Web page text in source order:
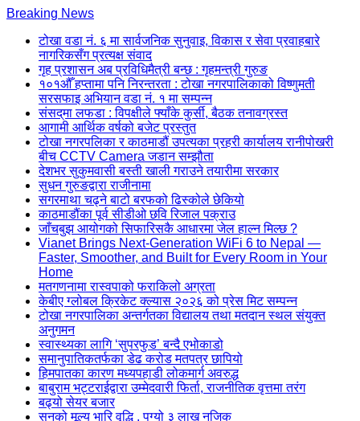
Skip
content
(Press
Enter)
Breaking News
टोखा वडा नं. ६ मा सार्वजनिक सुनुवाइ, विकास र सेवा प्रवाहबारे
नागरिकसँग प्रत्यक्ष संवाद
गृह प्रशासन अब प्रविधिमैत्री बन्छ : गृहमन्त्री गुरुङ
१०१औँ हप्तामा पनि निरन्तरता : टोखा नगरपालिकाको विष्णुमती
सरसफाइ अभियान वडा नं. १ मा सम्पन्न
संसद्‌मा लफडा : विपक्षीले फ्याँके कुर्सी, बैठक तनावग्रस्त
आगामी आर्थिक वर्षको बजेट प्रस्तुत
टोखा नगरपलिका र काठमाडौं उपत्यका प्रहरी कार्यालय रानीपोखरी
बीच CCTV Camera जडान सम्झौता
देशभर सुकुमवासी बस्ती खाली गराउने तयारीमा सरकार
सुधन गुरुङद्वारा राजीनामा
सगरमाथा चढ्ने बाटो बरफको ढिस्कोले छेकियो
काठमाडौंका पूर्व सीडीओ छवि रिजाल पक्राउ
जाँचबुझ आयोगको सिफारिसकै आधारमा जेल हाल्न मिल्छ ?
Vianet Brings Next-Generation WiFi 6 to Nepal —
Faster, Smoother, and Built for Every Room in Your
Home
मतगणनामा रास्वपाको फराकिलो अग्रता
केबीए ग्लोबल क्रिकेट क्ल्यास २०२६ को प्रेस मिट सम्पन्न
टोखा नगरपालिका अन्तर्गतका विद्यालय तथा मतदान स्थल संयुक्त
अनुगमन
स्वास्थ्यका लागि ‘सुपरफुड’ बन्दै एभोकाडो
समानुपातिकतर्फका डेढ करोड मतपत्र छापियो
हिमपातका कारण मध्यपहाडी लोकमार्ग अवरुद्ध
बाबुराम भट्टराईद्वारा उम्मेदवारी फिर्ता, राजनीतिक वृत्तमा तरंग
बढ्यो सेयर बजार
सुनको मूल्य भारि वृद्धि , पुग्यो ३ लाख नजिक